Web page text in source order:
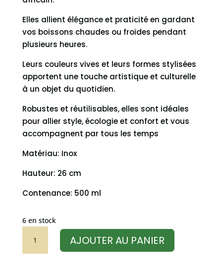
Elles allient élégance et praticité en gardant
vos boissons chaudes ou froides pendant
plusieurs heures.
Leurs couleurs vives et leurs formes stylisées
apportent une touche artistique et culturelle
à un objet du quotidien.
Robustes et réutilisables, elles sont idéales
pour allier style, écologie et confort et vous
accompagnent par tous les temps
Matériau: Inox
Hauteur: 26 cm
Contenance: 500 ml
6 en stock
Gourde
AJOUTER AU PANIER